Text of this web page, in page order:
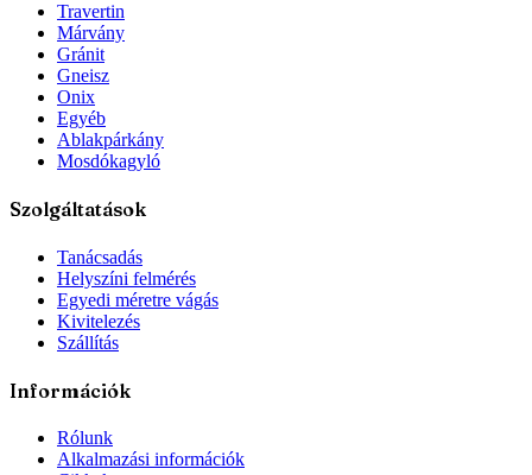
Travertin
Márvány
Gránit
Gneisz
Onix
Egyéb
Ablakpárkány
Mosdókagyló
Szolgáltatások
Tanácsadás
Helyszíni felmérés
Egyedi méretre vágás
Kivitelezés
Szállítás
Információk
Rólunk
Alkalmazási információk